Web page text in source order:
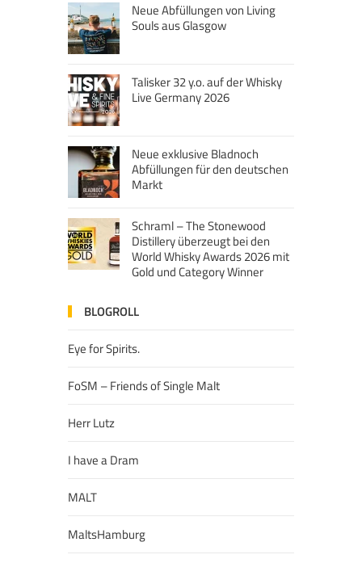
Neue Abfüllungen von Living
Souls aus Glasgow
Talisker 32 y.o. auf der Whisky
Live Germany 2026
Neue exklusive Bladnoch
Abfüllungen für den deutschen
Markt
Schraml – The Stonewood
Distillery überzeugt bei den
World Whisky Awards 2026 mit
Gold und Category Winner
BLOGROLL
Eye for Spirits.
FoSM – Friends of Single Malt
Herr Lutz
I have a Dram
MALT
MaltsHamburg